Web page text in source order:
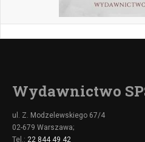
Wydawnictwo
ul. Z. Modzelewskiego 67/4
02-679 Warszawa;
Tel.: 22 844 49 42